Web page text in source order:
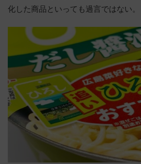
化した商品といっても過言ではない。